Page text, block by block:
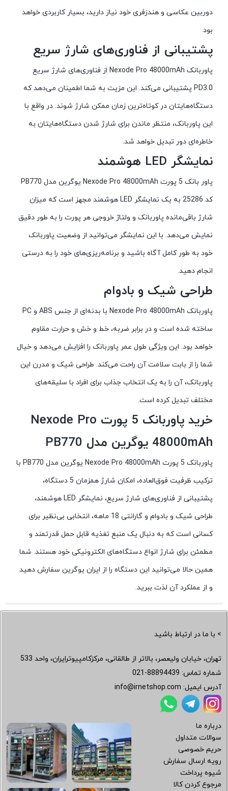
دوربین عکاسی و هندزفری خود نیاز دارید، بسیار کاربردی خواهد
بود.
پشتیبانی از فناوری‌های شارژ سریع
پاوربانک Nexode Pro 48000mAh از فناوری‌های شارژ سریع
PD3.0 پشتیبانی می‌کند. این مزیت به شما اطمینان می‌دهد که
دستگاه‌هایتان در کوتاه‌ترین زمان ممکن شارژ شوند. در واقع با
این پاوربانک، منتظر ماندن برای شارژ شدن دستگاه‌هایتان به
خاطره‌ای دور تبدیل خواهد شد.
نمایشگر LED هوشمند
پاور بانک 5 پورت Nexode Pro 48000mAh یوگرین مدل PB770
کد 25286 به یک نمایشگر LED هوشمند مجهز است که میزان
شارژ باقی‌مانده پاوربانک و ولتاژ خروجی هر پورت را به طور دقیق
نمایش می‌دهد. با این نمایشگر می‌توانید از وضعیت پاوربانک
خود به طور کامل آگاه باشید و برنامه‌ریزی‌های خود را به درستی
انجام دهید.
طراحی شیک و بادوام
پاوربانک Nexode Pro 48000mAh با بدنه‌ای از جنس ABS و PC
ساخته شده است و در برابر ضربه، خط و خش و حرارت مقاوم
خواهد بود. این ویژگی طول عمر پاوربانک را افزایش می‌دهد و خیال
شما را از بابت سلامت آن راحت می‌کند. طراحی شیک و مدرن این
پاوربانک، آن را به یک انتخاب جذاب برای افراد با سلیقه‌های
مختلف تبدیل کرده است.
خرید پاوربانک 5 پورت Nexode Pro
48000mAh یوگرین مدل PB770
پاوربانک 5 پورت Nexode Pro 48000mAh یوگرین مدل PB770 با
ترکیب ظرفیت فوق‌العاده، امکان شارژ همزمان 5 دستگاه،
پشتیبانی از فناوری‌های شارژ سریع، نمایشگر LED هوشمند،
طراحی شیک و بادوام و گارانتی 18 ماهه، انتخابی بی‌نظیر برای
کسانی است که به دنبال یک منبع تغذیه قابل حمل قدرتمند و
مطمئن برای شارژ انواع دستگاه‌های الکترونیکی خود هستند. شما
همین حالا می‌توانید این دستگاه را از ایران یوگرین سفارش دهید
و از عملکرد آن لذت ببرید.
> با ما در ارتباط باشید
تهران، خیابان ولیعصر، بالاتر از طالقانی، مرکزکامپیوترایران، واحد 533
شماره تماس: 021-88894439
آدرس ایمیل: info@irnetshop.com
درباره ما
سوالات متداول
حریم خصوصی
رویه ارسال سفارش
شیوه پرداخت
مرجوع کردن کالا